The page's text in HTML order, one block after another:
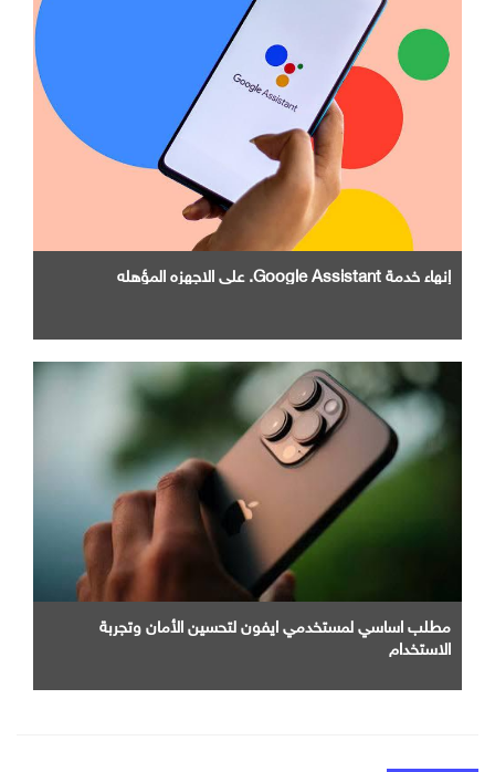
إنهاء خدمة Google Assistant. علي الاجهزه المؤهله
مطلب اساسي لمستخدمي ايفون لتحسين الأمان وتجربة
الاستخدام